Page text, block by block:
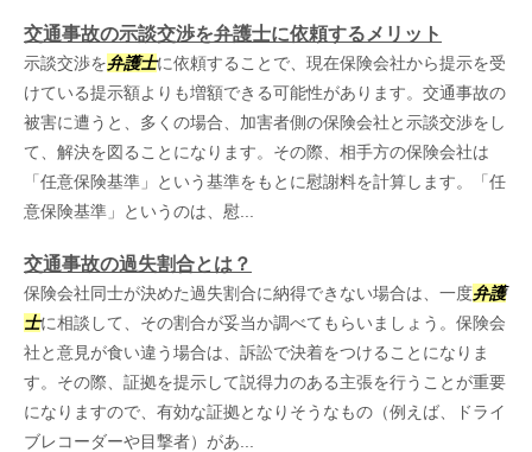
交通事故の示談交渉を弁護士に依頼するメリット
示談交渉を弁護士に依頼することで、現在保険会社から提示を受
けている提示額よりも増額できる可能性があります。交通事故の
被害に遭うと、多くの場合、加害者側の保険会社と示談交渉をし
て、解決を図ることになります。その際、相手方の保険会社は
「任意保険基準」という基準をもとに慰謝料を計算します。「任
意保険基準」というのは、慰...
交通事故の過失割合とは？
保険会社同士が決めた過失割合に納得できない場合は、一度弁護
士に相談して、その割合が妥当か調べてもらいましょう。保険会
社と意見が食い違う場合は、訴訟で決着をつけることになりま
す。その際、証拠を提示して説得力のある主張を行うことが重要
になりますので、有効な証拠となりそうなもの（例えば、ドライ
ブレコーダーや目撃者）があ...